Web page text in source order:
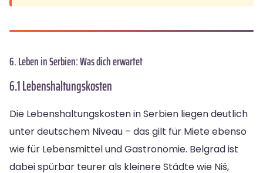
6. Leben in Serbien: Was dich erwartet
6.1 Lebenshaltungskosten
Die Lebenshaltungskosten in Serbien liegen deutlich
unter deutschem Niveau – das gilt für Miete ebenso
wie für Lebensmittel und Gastronomie. Belgrad ist
dabei spürbar teurer als kleinere Städte wie Niš,